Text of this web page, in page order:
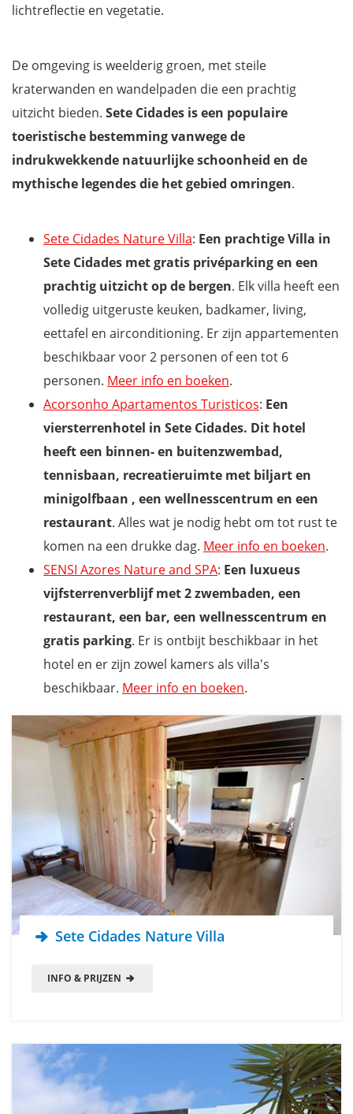
lichtreflectie en vegetatie.
De omgeving is weelderig groen, met steile
kraterwanden en wandelpaden die een prachtig
uitzicht bieden. Sete Cidades is een populaire
toeristische bestemming vanwege de
indrukwekkende natuurlijke schoonheid en de
mythische legendes die het gebied omringen.
Sete Cidades Nature Villa: Een prachtige Villa in
Sete Cidades met gratis privéparking en een
prachtig uitzicht op de bergen. Elk villa heeft een
volledig uitgeruste keuken, badkamer, living,
eettafel en airconditioning. Er zijn appartementen
beschikbaar voor 2 personen of een tot 6
personen. Meer info en boeken.
Acorsonho Apartamentos Turisticos: Een
viersterrenhotel in Sete Cidades. Dit hotel
heeft een binnen- en buitenzwembad,
tennisbaan, recreatieruimte met biljart en
minigolfbaan , een wellnesscentrum en een
restaurant. Alles wat je nodig hebt om tot rust te
komen na een drukke dag. Meer info en boeken.
SENSI Azores Nature and SPA: Een luxueus
vijfsterrenverblijf met 2 zwembaden, een
restaurant, een bar, een wellnesscentrum en
gratis parking. Er is ontbijt beschikbaar in het
hotel en er zijn zowel kamers als villa's
beschikbaar. Meer info en boeken.
Sete Cidades Nature Villa
INFO & PRIJZEN